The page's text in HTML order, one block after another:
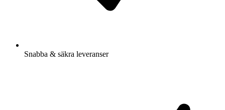
Snabba & säkra leveranser